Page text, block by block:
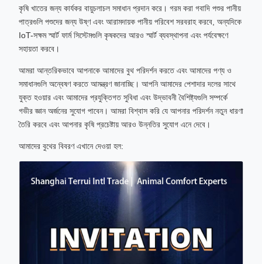
কৃষি খাতের জন্য কার্যকর বায়ুচলাচল সমাধান প্রদান করে। গরম করা গবাদি পশুর পানীয়
পাত্রগুলি পশুদের জন্য উষ্ণ এবং আরামদায়ক পানীয় পরিবেশ সরবরাহ করবে, অন্যদিকে
IoT-সক্ষম স্মার্ট ফার্ম সিস্টেমগুলি কৃষকদের আরও স্মার্ট ব্যবস্থাপনা এবং পর্যবেক্ষণে
সহায়তা করবে।
আমরা আন্তরিকভাবে আপনাকে আমাদের বুথ পরিদর্শন করতে এবং আমাদের পণ্য ও
সমাধানগুলি অন্বেষণ করতে আমন্ত্রণ জানাচ্ছি। আপনি আমাদের পেশাদার দলের সাথে
যুক্ত হওয়ার এবং আমাদের প্রযুক্তিগত সুবিধা এবং উদ্ভাবনী বৈশিষ্ট্যগুলি সম্পর্কে
গভীর জ্ঞান অর্জনের সুযোগ পাবেন। আমরা বিশ্বাস করি যে আপনার পরিদর্শন নতুন ধারণা
তৈরি করবে এবং আপনার কৃষি প্রচেষ্টায় আরও উন্নতির সুযোগ এনে দেবে।
আমাদের বুথের বিবরণ এখানে দেওয়া হল: